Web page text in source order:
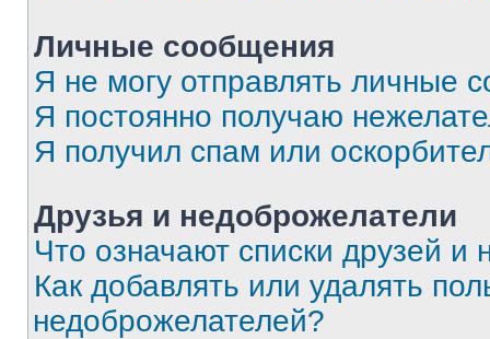
Личные сообщения
Я не могу отправлять личные
Я постоянно получаю
Я получил спам или
Друзья и недоброжелатели
Что означают списки друзей и
Как добавлять или удалять
недоброжелателей?